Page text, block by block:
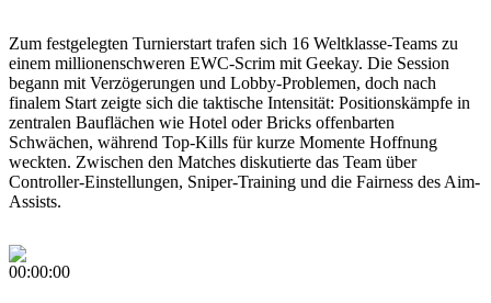
Zum festgelegten Turnierstart trafen sich 16 Weltklasse-Teams zu
einem millionenschweren EWC-Scrim mit Geekay. Die Session
begann mit Verzögerungen und Lobby-Problemen, doch nach
finalem Start zeigte sich die taktische Intensität: Positionskämpfe in
zentralen Bauflächen wie Hotel oder Bricks offenbarten
Schwächen, während Top-Kills für kurze Momente Hoffnung
weckten. Zwischen den Matches diskutierte das Team über
Controller-Einstellungen, Sniper-Training und die Fairness des Aim-
Assists.
00:00:00